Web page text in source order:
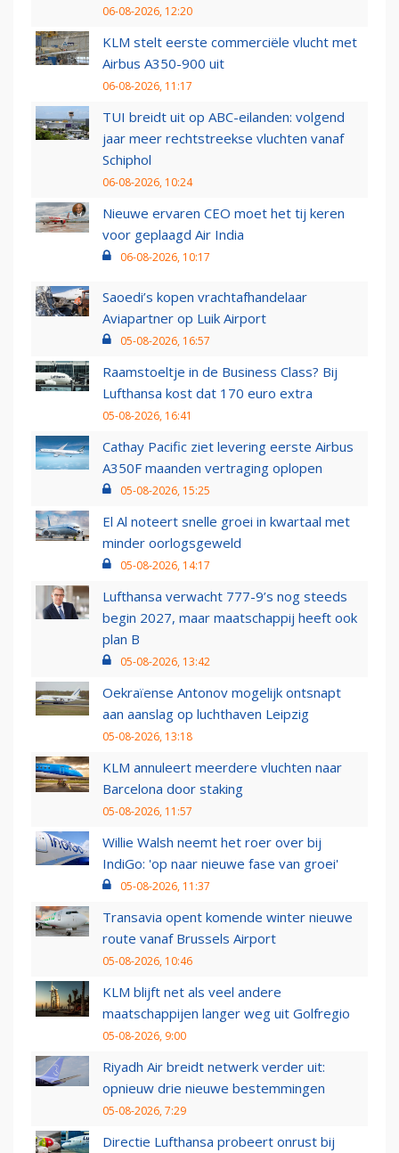
06-08-2026, 12:20
KLM stelt eerste commerciële vlucht met
Airbus A350-900 uit
06-08-2026, 11:17
TUI breidt uit op ABC-eilanden: volgend
jaar meer rechtstreekse vluchten vanaf
Schiphol
06-08-2026, 10:24
Nieuwe ervaren CEO moet het tij keren
voor geplaagd Air India
06-08-2026, 10:17
Saoedi’s kopen vrachtafhandelaar
Aviapartner op Luik Airport
05-08-2026, 16:57
Raamstoeltje in de Business Class? Bij
Lufthansa kost dat 170 euro extra
05-08-2026, 16:41
Cathay Pacific ziet levering eerste Airbus
A350F maanden vertraging oplopen
05-08-2026, 15:25
El Al noteert snelle groei in kwartaal met
minder oorlogsgeweld
05-08-2026, 14:17
Lufthansa verwacht 777-9’s nog steeds
begin 2027, maar maatschappij heeft ook
plan B
05-08-2026, 13:42
Oekraïense Antonov mogelijk ontsnapt
aan aanslag op luchthaven Leipzig
05-08-2026, 13:18
KLM annuleert meerdere vluchten naar
Barcelona door staking
05-08-2026, 11:57
Willie Walsh neemt het roer over bij
IndiGo: 'op naar nieuwe fase van groei'
05-08-2026, 11:37
Transavia opent komende winter nieuwe
route vanaf Brussels Airport
05-08-2026, 10:46
KLM blijft net als veel andere
maatschappijen langer weg uit Golfregio
05-08-2026, 9:00
Riyadh Air breidt netwerk verder uit:
opnieuw drie nieuwe bestemmingen
05-08-2026, 7:29
Directie Lufthansa probeert onrust bij